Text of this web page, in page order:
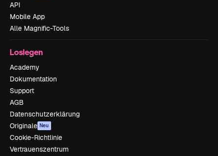
API
Mobile App
Alle Magnific-Tools
Loslegen
Academy
Dokumentation
Support
AGB
Datenschutzerklärung
Originale Neu
Cookie-Richtlinie
Vertrauenszentrum